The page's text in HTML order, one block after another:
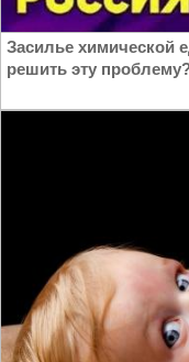
Засилье химической
решить эту